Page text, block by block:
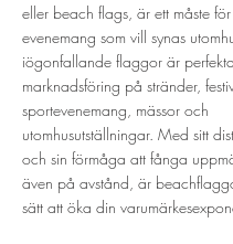
eller beach flags, är ett måste
evenemang som vill synas
iögonfallande flaggor är
marknadsföring på stränder,
sportevenemang, mässor och
utomhusutställningar. Med sitt
och sin förmåga att fånga
även på avstånd, är
sätt att öka din